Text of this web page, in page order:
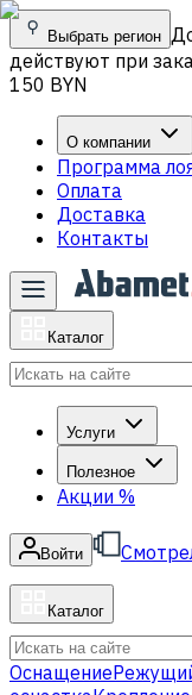
Выбрать регион
действуют при
150 BYN
О компании
Программа
Оплата
Доставка
Контакты
Каталог
Услуги
Полезное
Акции %
Войти
Каталог
Оснащение